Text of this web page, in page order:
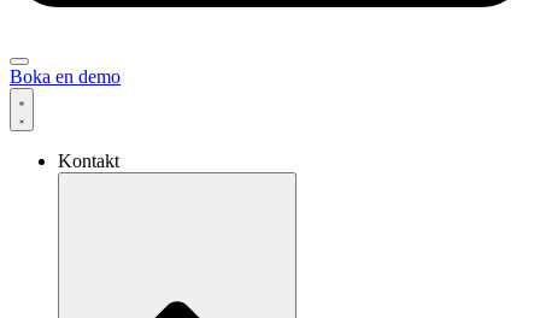
Boka en demo
Kontakt